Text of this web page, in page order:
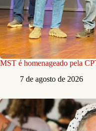
MST é homenageado pela
7 de agosto de 2026